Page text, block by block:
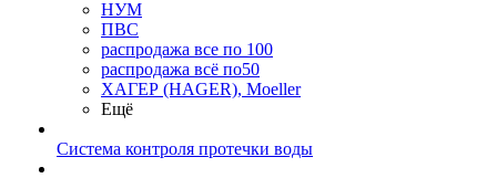
НУМ
ПВС
распродажа все по 100
распродажа всё по50
ХАГЕР (HAGER), Moeller
Ещё
Система контроля протечки воды